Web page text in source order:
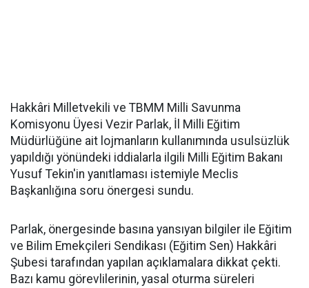
Hakkâri Milletvekili ve TBMM Milli Savunma
Komisyonu Üyesi Vezir Parlak, İl Milli Eğitim
Müdürlüğüne ait lojmanların kullanımında usulsüzlük
yapıldığı yönündeki iddialarla ilgili Milli Eğitim Bakanı
Yusuf Tekin'in yanıtlaması istemiyle Meclis
Başkanlığına soru önergesi sundu.
Parlak, önergesinde basına yansıyan bilgiler ile Eğitim
ve Bilim Emekçileri Sendikası (Eğitim Sen) Hakkâri
Şubesi tarafından yapılan açıklamalara dikkat çekti.
Bazı kamu görevlilerinin, yasal oturma süreleri